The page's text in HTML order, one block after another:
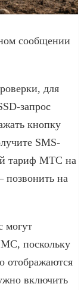
сообщении
для
запрос
кнопку
SMS-
тариф МТС на
позвонить на
могут
поскольку
отображаются
включить